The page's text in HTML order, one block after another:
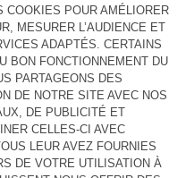
DÉBARDEUR FEMME GAMIPY
BACK IN STOCK
40 €
T-SHIRT MIXTE FIZVALLEY -
"BONJOUR"
DÉBARDEUR FEMME SONOMA
45 €